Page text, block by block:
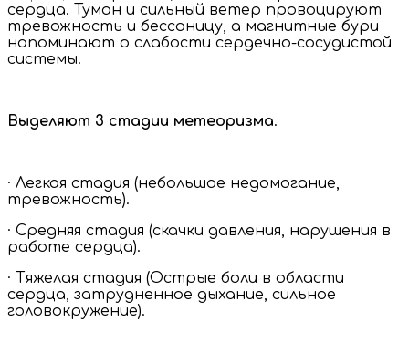
сердца. Туман и сильный ветер провоцируют
тревожность и бессоницу, а магнитные бури
напоминают о слабости сердечно-сосудистой
системы.
Выделяют 3 стадии метеоризма.
· Легкая стадия (небольшое недомогание,
тревожность).
· Средняя стадия (скачки давления, нарушения в
работе сердца).
· Тяжелая стадия (Острые боли в области
сердца, затрудненное дыхание, сильное
головокружение).